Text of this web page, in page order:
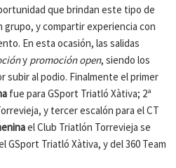
que brindan este tipo de
y compartir experiencia con
En esta ocasión, las salidas
y promoción open, siendo los
subir al podio. Finalmente el primer
fue para GSport Triatló Xàtiva; 2ª
y tercer escalón para el CT
el Club Triatlón Torrevieja se
GSport Triatló Xàtiva, y del 360 Team